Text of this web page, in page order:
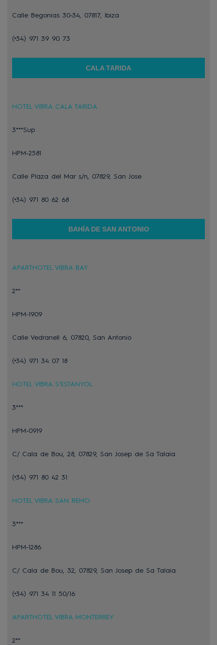
Calle Begonias 30-34, 07817, Ibiza
(+34) 971 39 90 73
CALA TARIDA
HOTEL VIBRA CALA TARIDA
3***Sup
HPM-2581
Calle Plaza del Mar s/n, 07829, San Jose
(+34) 971 80 62 68
BAHÍA DE SAN ANTONIO
APARTHOTEL VIBRA BAY
2**
HPM-1909
Calle Vedranell 6, 07820, San Antonio
(+34) 971 34 07 18
HOTEL VIBRA S'ESTANYOL
3***
HPM-0919
C/ Cala de Bou, 28, 07829, San Josep de Sa Talaia
(+34) 971 80 42 31
HOTEL VIBRA SAN REMO
3***
HPM-1286
C/ Cala de Bou, 32, 07829, San Josep de Sa Talaia
(+34) 971 34 11 50/16
APARTHOTEL VIBRA MONTERREY
2**